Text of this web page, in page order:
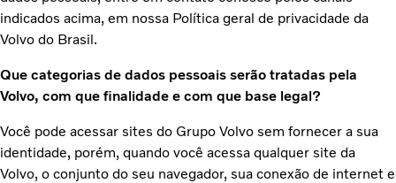
indicados acima, em nossa Política geral de privacidade da
Volvo do Brasil.
Que categorias de dados pessoais serão tratadas pela
Volvo, com que finalidade e com que base legal?
Você pode acessar sites do Grupo Volvo sem fornecer a sua
identidade, porém, quando você acessa qualquer site da
Volvo, o conjunto do seu navegador, sua conexão de internet e